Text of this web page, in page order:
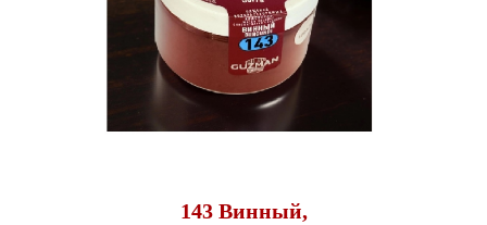
143 Винный,